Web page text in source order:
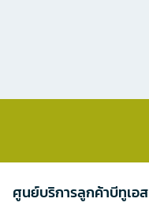
ศูนย์บริการลูกค้าบีทูเอส